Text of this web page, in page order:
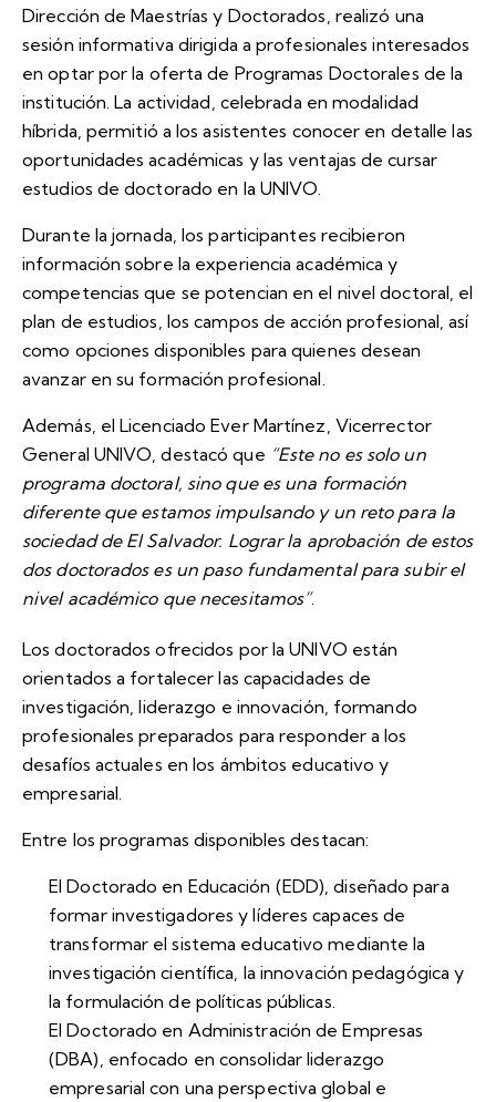
Dirección de Maestrías y Doctorados, realizó una
sesión informativa dirigida a profesionales interesados
en optar por la oferta de Programas Doctorales de la
institución. La actividad, celebrada en modalidad
híbrida, permitió a los asistentes conocer en detalle las
oportunidades académicas y las ventajas de cursar
estudios de doctorado en la UNIVO.
Durante la jornada, los participantes recibieron
información sobre la experiencia académica y
competencias que se potencian en el nivel doctoral, el
plan de estudios, los campos de acción profesional, así
como opciones disponibles para quienes desean
avanzar en su formación profesional.
Además, el Licenciado Ever Martínez, Vicerrector
General UNIVO, destacó que “Este no es solo un
programa doctoral, sino que es una formación
diferente que estamos impulsando y un reto para la
sociedad de El Salvador. Lograr la aprobación de estos
dos doctorados es un paso fundamental para subir el
nivel académico que necesitamos”.
Los doctorados ofrecidos por la UNIVO están
orientados a fortalecer las capacidades de
investigación, liderazgo e innovación, formando
profesionales preparados para responder a los
desafíos actuales en los ámbitos educativo y
empresarial.
Entre los programas disponibles destacan:
El Doctorado en Educación (EDD), diseñado para
formar investigadores y líderes capaces de
transformar el sistema educativo mediante la
investigación científica, la innovación pedagógica y
la formulación de políticas públicas.
El Doctorado en Administración de Empresas
(DBA), enfocado en consolidar liderazgo
empresarial con una perspectiva global e